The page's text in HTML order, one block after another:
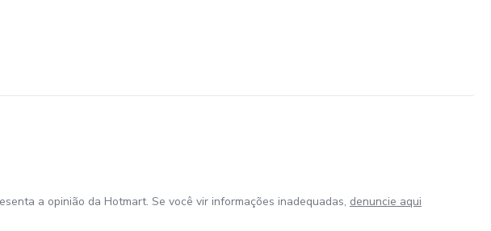
a opinião da Hotmart. Se você vir informações inadequadas, denuncie aqui